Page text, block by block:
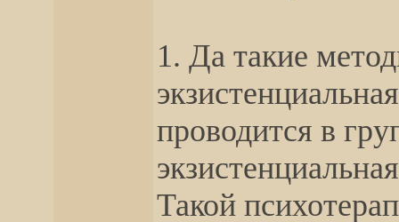
1. Да такие
проводится в
Такой